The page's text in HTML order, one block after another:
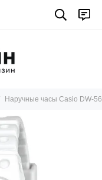
Наручные часы Casio DW-